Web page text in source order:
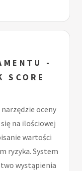
-
SCORE
oceny
na ilościowej
wartości
ryzyka. System
wystąpienia